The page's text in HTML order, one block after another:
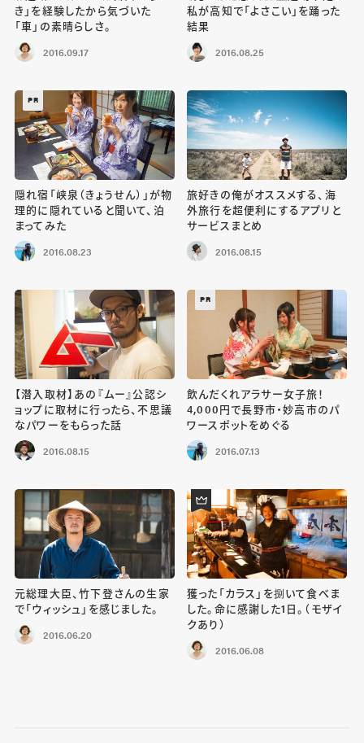
き」を経験したから気づいた
「車」の素晴らしさ。
2016.09.17
私が高知で「よさこい」を踊った
結果
2016.08.25
PR
隠れ宿「峡泉（きょうせん）」が物
理的に隠れていると聞いて、泊
まってみた
2016.08.23
旅好きの俺がオススメする、海
外旅行を超便利にするアプリと
サービスまとめ
2016.08.15
【潜入取材】あの『ムー』公認シ
ョップに取材に行ったら、不思議
なパワーをもらった話
2016.08.15
PR
飲んだくれアラサー女子旅！
4,000円で長野市・妙高市のパ
ワースポットをめぐる
2016.07.13
元総理大臣、竹下登さんの生家
で「ウィッシュ」を感じました。
2016.06.20
獲った「カラス」を捌いて食べま
した。命に感謝した1日。（モザイ
クあり）
2016.06.08